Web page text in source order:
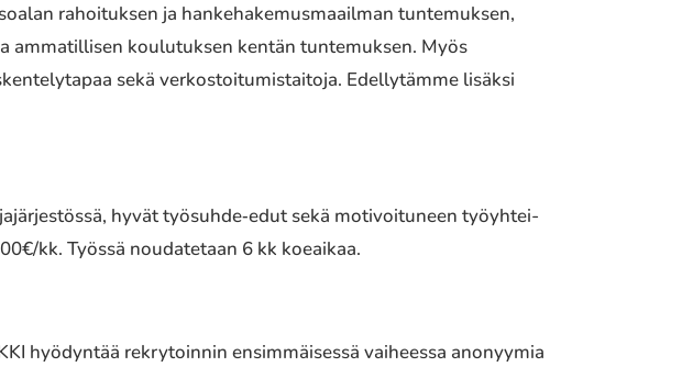
rahoituksen ja hankehakemusmaailman tuntemuksen,
amma­til­li­sen koulu­tuk­sen kentän tunte­muksen. Myös
sekä verkos­toi­tu­mis­tai­to­ja. Edellytämme lisäksi
hyvät työsuhde‐edut sekä moti­voi­tu­neen työyh­tei­
kk. Työssä noudatetaan 6 kk koeaikaa.
hyödyntää rekrytoinnin ensimmäisessä vaiheessa anonyymia